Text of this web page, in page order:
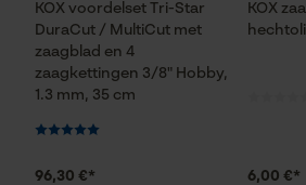
KOX voordelset Tri-Star
DuraCut / MultiCut met
zaagblad en 4
zaagkettingen 3/8" Hobby,
1.3 mm, 35 cm
96,30 €*
KOX
6,00 €*